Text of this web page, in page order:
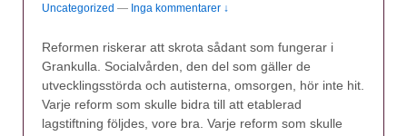
Uncategorized — Inga kommentarer ↓
Reformen riskerar att skrota sådant som fungerar i
Grankulla. Socialvården, den del som gäller de
utvecklingsstörda och autisterna, omsorgen, hör inte hit.
Varje reform som skulle bidra till att etablerad
lagstiftning följdes, vore bra. Varje reform som skulle